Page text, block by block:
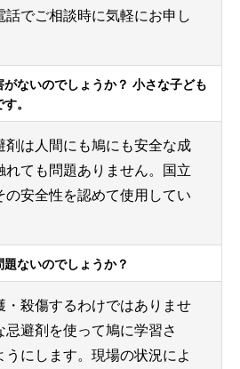
話でご相談時に気軽にお申し
ないのでしょうか？ 小さな子ども
。
剤は人間にも鳩にも安全な成
れても問題ありません。国立
の安全性を認めて使用してい
ないのでしょうか？
・殺傷するわけではありませ
忌避剤を使って鳩に学習さ
にします。現場の状況によ